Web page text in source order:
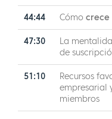
44:44 Cómo crece
47:30
La
de
51:10
Recursos
empresarial
miembros